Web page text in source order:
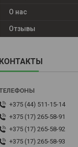
О нас
Отзывы
КОНТАКТЫ
+375 (44) 511-15-14
+375 (17) 265-58-91
+375 (17) 265-58-92
+375 (17) 265-58-93